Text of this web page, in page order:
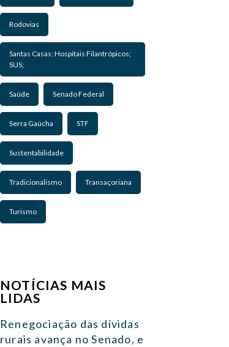
Rodovias
Santas Casas; Hospitais Filantrópicos;
SUS;
Saúde Senado Federal
Serra Gaúcha STF
Sustentabilidade
Tradicionalismo Transaçoriana
Turismo
NOTÍCIAS MAIS
LIDAS
Renegociação das dívidas
rurais avança no Senado, e